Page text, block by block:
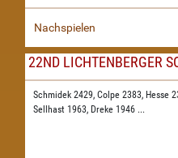
Nachspielen
22ND LICHTENBERGER
Schmidek 2429, Colpe 2383, Hesse
Sellhast 1963, Dreke 1946 ...